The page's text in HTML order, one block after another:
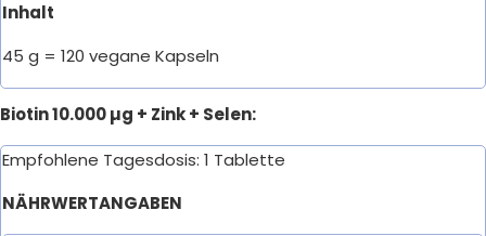
Inhalt
45 g = 120 vegane Kapseln
Biotin 10.000 µg + Zink + Selen:
Empfohlene Tagesdosis: 1 Tablette
NÄHRWERTANGABEN